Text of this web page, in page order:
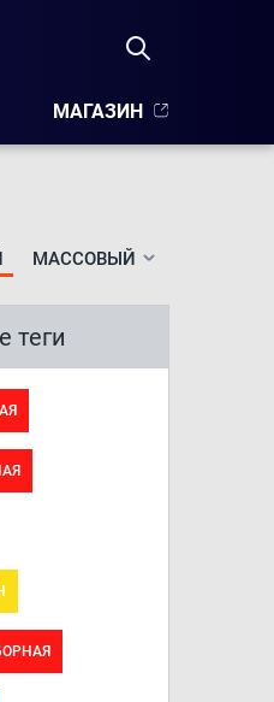
МАГАЗИН
МАССОВЫЙ
теги